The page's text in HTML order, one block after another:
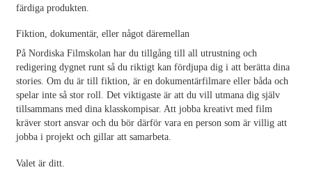
färdiga produkten.
Fiktion, dokumentär, eller något däremellan
PåNordiska Filmskolan har du tillgång till all utrustning och
redigering dygnet runt så du riktigt kan fördjupa dig i att berätta dina
stories. Om du är till fiktion, är en dokumentärfilmare eller båda och
spelar inte så stor roll. Det viktigaste är att du vill utmana dig själv
tillsammans med dina klasskompisar. Att jobba kreativt med film
kräver stort ansvar och du bör därför vara en person som är villig att
jobba i projekt och gillar att samarbeta.
Valet är ditt.